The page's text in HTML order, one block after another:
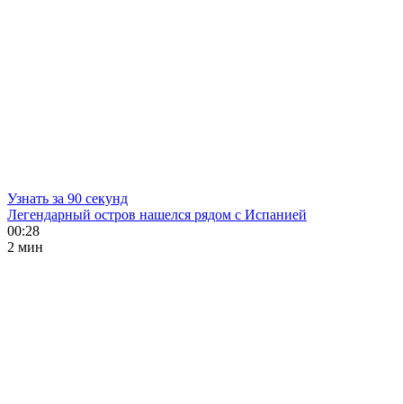
Узнать за 90 секунд
Легендарный остров нашелся рядом с Испанией
00:28
2 мин